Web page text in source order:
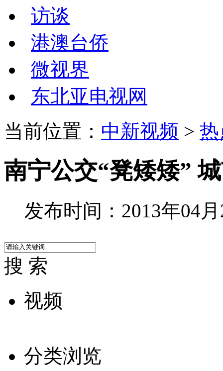
访谈
港澳台侨
微视界
东北亚电视网
当前位置： 中新视频 >
南宁公交“凳矮矮”
发布时间：2013年04
搜 索
视频
分类浏览